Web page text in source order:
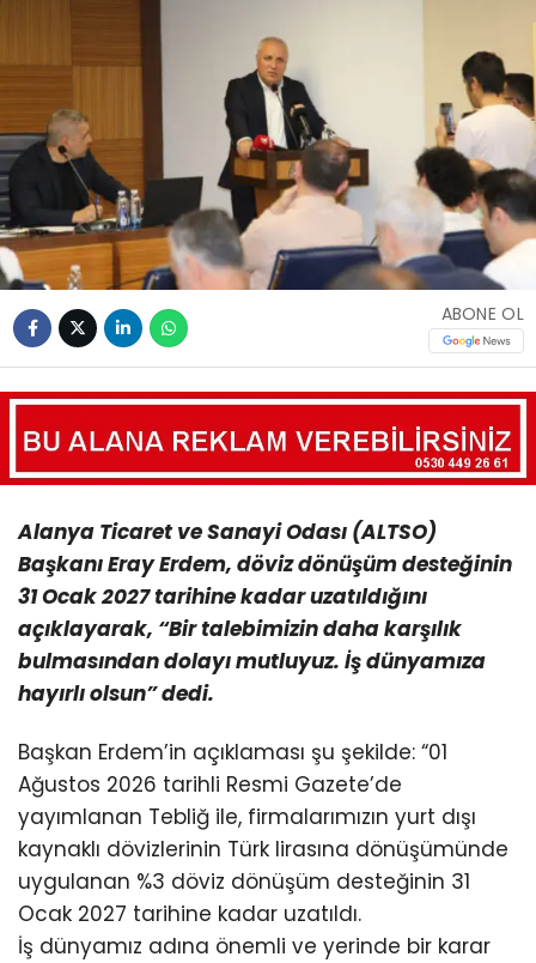
ABONE OL
Alanya Ticaret ve Sanayi Odası (ALTSO)
Başkanı Eray Erdem, döviz dönüşüm desteğinin
31 Ocak 2027 tarihine kadar uzatıldığını
açıklayarak, “Bir talebimizin daha karşılık
bulmasından dolayı mutluyuz. İş dünyamıza
hayırlı olsun” dedi.
Başkan Erdem’in açıklaması şu şekilde: “01
Ağustos 2026 tarihli Resmi Gazete’de
yayımlanan Tebliğ ile, firmalarımızın yurt dışı
kaynaklı dövizlerinin Türk lirasına dönüşümünde
uygulanan %3 döviz dönüşüm desteğinin 31
Ocak 2027 tarihine kadar uzatıldı.
İş dünyamız adına önemli ve yerinde bir karar